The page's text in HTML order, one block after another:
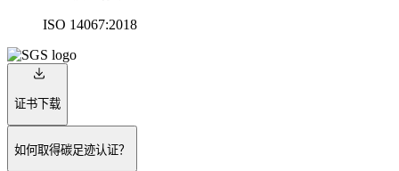
ISO 14067:2018
证书下载
如何取得碳足迹认证？